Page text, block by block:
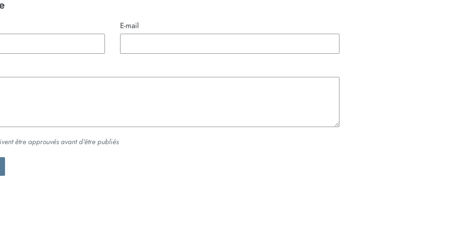
E-mail
être approuvés avant d'être publiés